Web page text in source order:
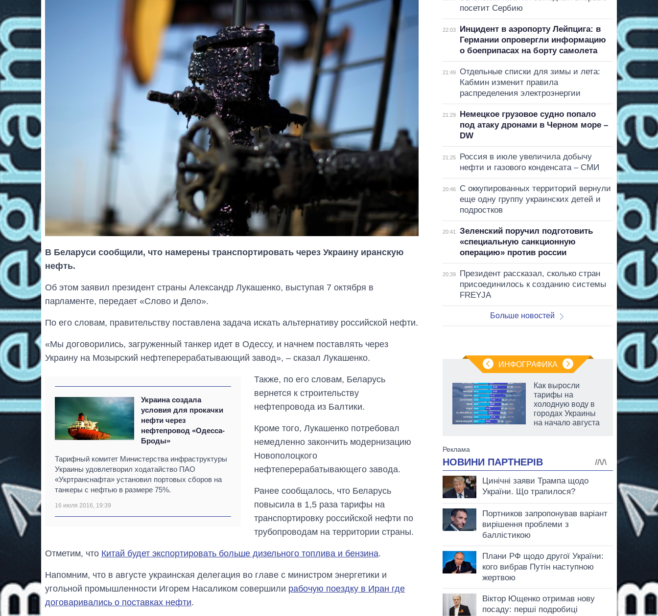
В Беларуси сообщили, что намерены транспортировать через Украину иранскую
нефть.
Об этом заявил президент страны Александр Лукашенко, выступая 7 октября в
парламенте, передает «Слово и Дело».
По его словам, правительству поставлена задача искать альтернативу российской нефти.
«Мы договорились, загруженный танкер идет в Одессу, и начнем поставлять через
Украину на Мозырский нефтеперерабатывающий завод», – сказал Лукашенко.
Украина создала
условия для прокачки
нефти через
нефтепровод «Одесса-
Броды»
Тарифный комитет Министерства инфраструктуры
Украины удовлетворил ходатайство ПАО
«Укртранснафта» установил портовых сборов на
танкеры с нефтью в размере 75%.
16 июля 2016, 19:39
Также, по его словам, Беларусь
вернется к строительству
нефтепровода из Балтики.
Кроме того, Лукашенко потребовал
немедленно закончить модернизацию
Новополоцкого
нефтеперерабатывающего завода.
Ранее сообщалось, что Беларусь
повысила в 1,5 раза тарифы на
транспортировку российской нефти по
трубопроводам на территории страны.
Отметим, что Китай будет экспортировать больше дизельного топлива и бензина.
Напомним, что в августе украинская делегация во главе с министром энергетики и
угольной промышленности Игорем Насаликом совершили рабочую поездку в Иран где
договаривались о поставках нефти.
посетит Сербию
22:03
Инцидент в аэропорту Лейпцига: в
Германии опровергли информацию
о боеприпасах на борту самолета
21:49
Отдельные списки для зимы и лета:
Кабмин изменит правила
распределения электроэнергии
21:29
Немецкое грузовое судно попало
под атаку дронами в Черном море –
DW
21:25
Россия в июле увеличила добычу
нефти и газового конденсата – СМИ
20:46
С оккупированных территорий вернули
еще одну группу украинских детей и
подростков
20:41
Зеленский поручил подготовить
«специальную санкционную
операцию» против россии
20:39
Президент рассказал, сколько стран
присоединилось к созданию системы
FREYJA
Больше новостей
ИНФОГРАФИКА
Восемь
главной целью рф
Как выросли
тарифы на
холодную воду в
городах Украины
на начало августа